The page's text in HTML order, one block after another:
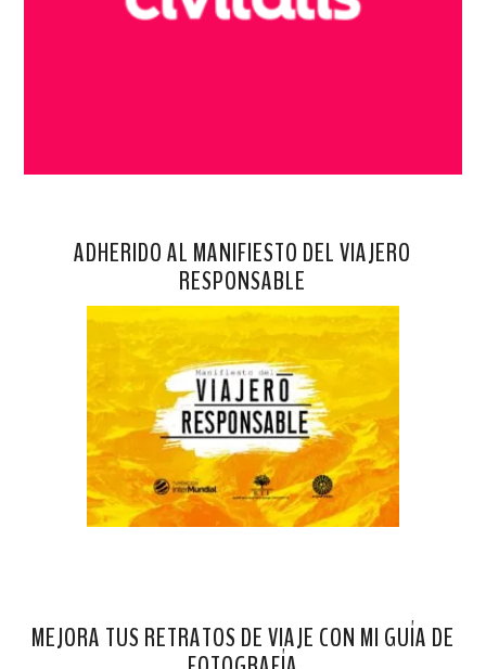
ADHERIDO AL MANIFIESTO DEL VIAJERO
RESPONSABLE
MEJORA TUS RETRATOS DE VIAJE CON MI GUÍA DE